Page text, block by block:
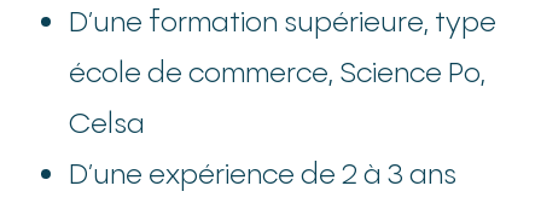
D’une formation supérieure, type
école de commerce, Science Po,
Celsa
D’une expérience de 2 à 3 ans